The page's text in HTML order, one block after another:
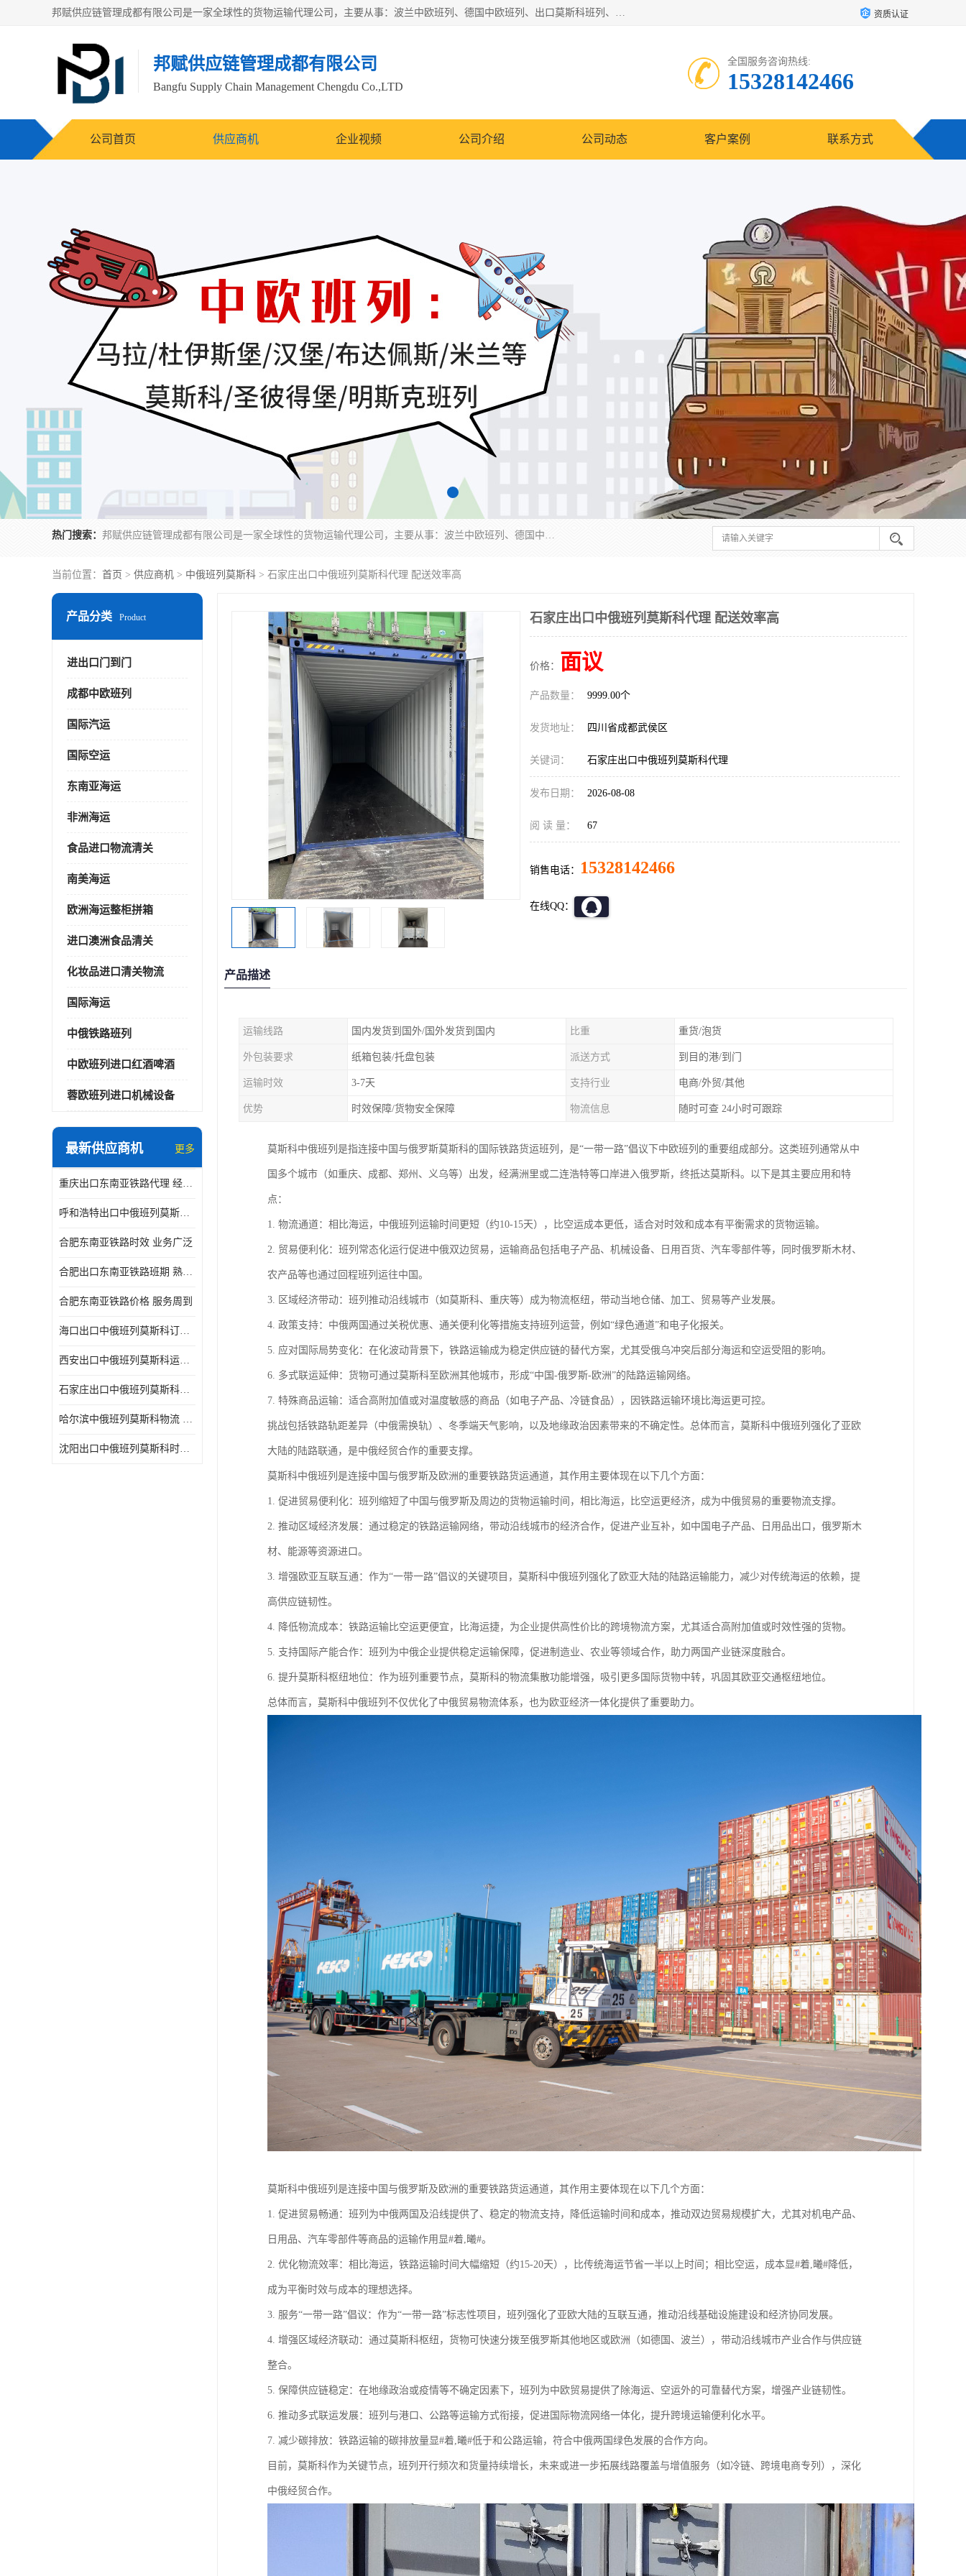
邦赋供应链管理成都有限公司是一家全球性的货物运输代理公司，主要从事：波兰中欧班列、德国中欧班列、出口莫斯科班列、中欧班列进口、蓉欧铁路、成都出口空运等业务，同时亦提供报关、报检、仓储、码头操作等服务。 资质认证
邦赋供应链管理成都有限公司
Bangfu Supply Chain Management Chengdu Co.,LTD
全国服务咨询热线:
15328142466
公司首页 供应商机 企业视频 公司介绍 公司动态 客户案例 联系方式
热门搜索： 邦赋供应链管理成都有限公司是一家全球性的货物运输代理公司，主要从事：波兰中欧班列、德国中欧班列、出口莫斯科班列、中欧班列进口、蓉欧铁路、成都出口空运等业务，同时亦提供报关、报检、仓储、码头操作等服务。
当前位置： 首页 > 供应商机 > 中俄班列莫斯科 > 石家庄出口中俄班列莫斯科代理 配送效率高
产品分类 Product
进出口门到门
成都中欧班列
国际汽运
国际空运
东南亚海运
非洲海运
食品进口物流清关
南美海运
欧洲海运整柜拼箱
进口澳洲食品清关
化妆品进口清关物流
国际海运
中俄铁路班列
中欧班列进口红酒啤酒
蓉欧班列进口机械设备
最新供应商机 更多
重庆出口东南亚铁路代理 经验丰富
呼和浩特出口中俄班列莫斯科物流 安全省心
合肥东南亚铁路时效 业务广泛
合肥出口东南亚铁路班期 熟悉条款
合肥东南亚铁路价格 服务周到
海口出口中俄班列莫斯科订舱 可选择面广
西安出口中俄班列莫斯科运输 专线往返
石家庄出口中俄班列莫斯科班列 一站式服务
哈尔滨中俄班列莫斯科物流 快速到达
沈阳出口中俄班列莫斯科时间 方便快捷可靠性好
石家庄出口中俄班列莫斯科代理 配送效率高
价格： 面议
产品数量： 9999.00个
发货地址： 四川省成都武侯区
关键词： 石家庄出口中俄班列莫斯科代理
发布日期： 2026-08-08
阅 读 量： 67
销售电话： 15328142466
在线QQ：
产品描述
运输线路 国内发货到国外/国外发货到国内 比重 重货/泡货
外包装要求 纸箱包装/托盘包装 派送方式 到目的港/到门
运输时效 3-7天 支持行业 电商/外贸/其他
优势 时效保障/货物安全保障 物流信息 随时可查 24小时可跟踪
莫斯科中俄班列是指连接中国与俄罗斯莫斯科的国际铁路货运班列，是“一带一路”倡议下中欧班列的重要组成部分。这类班列通常从中
国多个城市（如重庆、成都、郑州、义乌等）出发，经满洲里或二连浩特等口岸进入俄罗斯，终抵达莫斯科。以下是其主要应用和特
点：
1. 物流通道：相比海运，中俄班列运输时间更短（约10-15天），比空运成本更低，适合对时效和成本有平衡需求的货物运输。
2. 贸易便利化：班列常态化运行促进中俄双边贸易，运输商品包括电子产品、机械设备、日用百货、汽车零部件等，同时俄罗斯木材、
农产品等也通过回程班列运往中国。
3. 区域经济带动：班列推动沿线城市（如莫斯科、重庆等）成为物流枢纽，带动当地仓储、加工、贸易等产业发展。
4. 政策支持：中俄两国通过关税优惠、通关便利化等措施支持班列运营，例如“绿色通道”和电子化报关。
5. 应对国际局势变化：在化波动背景下，铁路运输成为稳定供应链的替代方案，尤其受俄乌冲突后部分海运和空运受阻的影响。
6. 多式联运延伸：货物可通过莫斯科至欧洲其他城市，形成“中国-俄罗斯-欧洲”的陆路运输网络。
7. 特殊商品运输：适合高附加值或对温度敏感的商品（如电子产品、冷链食品），因铁路运输环境比海运更可控。
挑战包括铁路轨距差异（中俄需换轨）、冬季端天气影响，以及地缘政治因素带来的不确定性。总体而言，莫斯科中俄班列强化了亚欧
大陆的陆路联通，是中俄经贸合作的重要支撑。
莫斯科中俄班列是连接中国与俄罗斯及欧洲的重要铁路货运通道，其作用主要体现在以下几个方面：
1. 促进贸易便利化：班列缩短了中国与俄罗斯及周边的货物运输时间，相比海运，比空运更经济，成为中俄贸易的重要物流支撑。
2. 推动区域经济发展：通过稳定的铁路运输网络，带动沿线城市的经济合作，促进产业互补，如中国电子产品、日用品出口，俄罗斯木
材、能源等资源进口。
3. 增强欧亚互联互通：作为“一带一路”倡议的关键项目，莫斯科中俄班列强化了欧亚大陆的陆路运输能力，减少对传统海运的依赖，提
高供应链韧性。
4. 降低物流成本：铁路运输比空运更便宜，比海运捷，为企业提供高性价比的跨境物流方案，尤其适合高附加值或时效性强的货物。
5. 支持国际产能合作：班列为中俄企业提供稳定运输保障，促进制造业、农业等领域合作，助力两国产业链深度融合。
6. 提升莫斯科枢纽地位：作为班列重要节点，莫斯科的物流集散功能增强，吸引更多国际货物中转，巩固其欧亚交通枢纽地位。
总体而言，莫斯科中俄班列不仅优化了中俄贸易物流体系，也为欧亚经济一体化提供了重要助力。
莫斯科中俄班列是连接中国与俄罗斯及欧洲的重要铁路货运通道，其作用主要体现在以下几个方面：
1. 促进贸易畅通：班列为中俄两国及沿线提供了、稳定的物流支持，降低运输时间和成本，推动双边贸易规模扩大，尤其对机电产品、
日用品、汽车零部件等商品的运输作用显#着,曦#。
2. 优化物流效率：相比海运，铁路运输时间大幅缩短（约15-20天），比传统海运节省一半以上时间；相比空运，成本显#着,曦#降低，
成为平衡时效与成本的理想选择。
3. 服务“一带一路”倡议：作为“一带一路”标志性项目，班列强化了亚欧大陆的互联互通，推动沿线基础设施建设和经济协同发展。
4. 增强区域经济联动：通过莫斯科枢纽，货物可快速分拨至俄罗斯其他地区或欧洲（如德国、波兰），带动沿线城市产业合作与供应链
整合。
5. 保障供应链稳定：在地缘政治或疫情等不确定因素下，班列为中欧贸易提供了除海运、空运外的可靠替代方案，增强产业链韧性。
6. 推动多式联运发展：班列与港口、公路等运输方式衔接，促进国际物流网络一体化，提升跨境运输便利化水平。
7. 减少碳排放：铁路运输的碳排放量显#着,曦#低于和公路运输，符合中俄两国绿色发展的合作方向。
目前，莫斯科作为关键节点，班列开行频次和货量持续增长，未来或进一步拓展线路覆盖与增值服务（如冷链、跨境电商专列），深化
中俄经贸合作。